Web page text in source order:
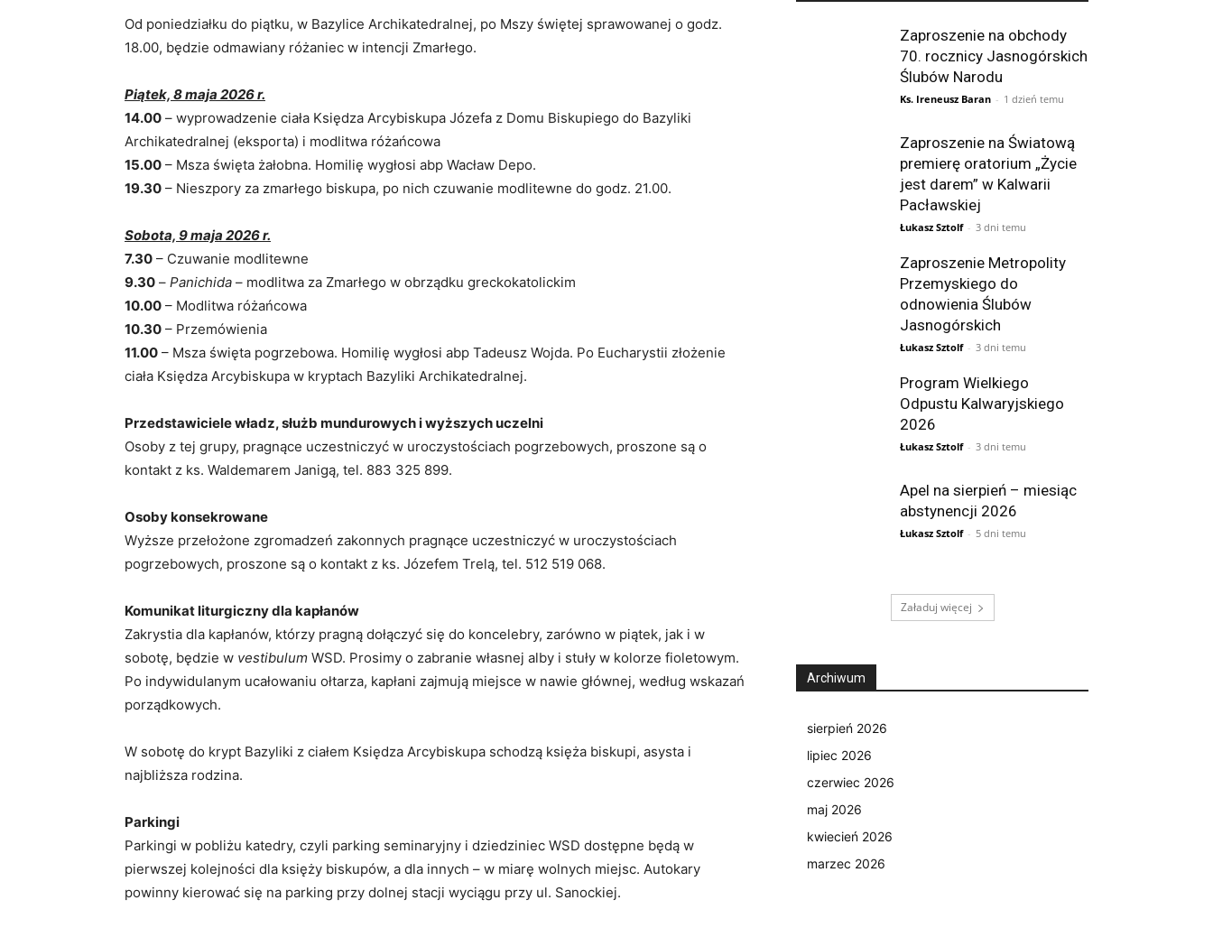
Od poniedziałku do piątku, w Bazylice Archikatedralnej, po Mszy świętej sprawowanej o godz.
18.00, będzie odmawiany różaniec w intencji Zmarłego.
Piątek, 8 maja 2026 r.
14.00 – wyprowadzenie ciała Księdza Arcybiskupa Józefa z Domu Biskupiego do Bazyliki
Archikatedralnej (eksporta) i modlitwa różańcowa
15.00 – Msza święta żałobna. Homilię wygłosi abp Wacław Depo.
19.30 – Nieszpory za zmarłego biskupa, po nich czuwanie modlitewne do godz. 21.00.
Sobota, 9 maja 2026 r.
7.30 – Czuwanie modlitewne
9.30 – Panichida – modlitwa za Zmarłego w obrządku greckokatolickim
10.00 – Modlitwa różańcowa
10.30 – Przemówienia
11.00 – Msza święta pogrzebowa. Homilię wygłosi abp Tadeusz Wojda. Po Eucharystii złożenie
ciała Księdza Arcybiskupa w kryptach Bazyliki Archikatedralnej.
Przedstawiciele władz, służb mundurowych i wyższych uczelni
Osoby z tej grupy, pragnące uczestniczyć w uroczystościach pogrzebowych, proszone są o
kontakt z ks. Waldemarem Janigą, tel. 883 325 899.
Osoby konsekrowane
Wyższe przełożone zgromadzeń zakonnych pragnące uczestniczyć w uroczystościach
pogrzebowych, proszone są o kontakt z ks. Józefem Trelą, tel. 512 519 068.
Komunikat liturgiczny dla kapłanów
Zakrystia dla kapłanów, którzy pragną dołączyć się do koncelebry, zarówno w piątek, jak i w
sobotę, będzie w vestibulum WSD. Prosimy o zabranie własnej alby i stuły w kolorze fioletowym.
Po indywidulanym ucałowaniu ołtarza, kapłani zajmują miejsce w nawie głównej, według wskazań
porządkowych.
W sobotę do krypt Bazyliki z ciałem Księdza Arcybiskupa schodzą księża biskupi, asysta i
najbliższa rodzina.
Parkingi
Parkingi w pobliżu katedry, czyli parking seminaryjny i dziedziniec WSD dostępne będą w
pierwszej kolejności dla księży biskupów, a dla innych – w miarę wolnych miejsc. Autokary
powinny kierować się na parking przy dolnej stacji wyciągu przy ul. Sanockiej.
Zaproszenie na obchody
70. rocznicy Jasnogórskich
Ślubów Narodu
Ks. Ireneusz Baran - 1 dzień temu
Zaproszenie na Światową
premierę oratorium „Życie
jest darem” w Kalwarii
Pacławskiej
Łukasz Sztolf - 3 dni temu
Zaproszenie Metropolity
Przemyskiego do
odnowienia Ślubów
Jasnogórskich
Łukasz Sztolf - 3 dni temu
Program Wielkiego
Odpustu Kalwaryjskiego
2026
Łukasz Sztolf - 3 dni temu
Apel na sierpień – miesiąc
abstynencji 2026
Łukasz Sztolf - 5 dni temu
Załaduj więcej
Archiwum
sierpień 2026
lipiec 2026
czerwiec 2026
maj 2026
kwiecień 2026
marzec 2026